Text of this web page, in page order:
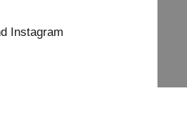
Instagram